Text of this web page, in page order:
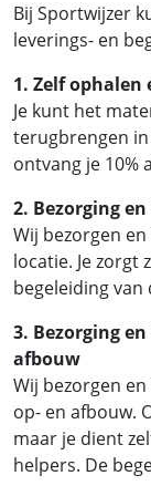
Bij Sportwijzer
leverings- en
1. Zelf ophalen
Je kunt het
terugbrengen in
ontvang je 10%
2. Bezorging
Wij bezorgen
locatie. Je zorgt
begeleiding van
3. Bezorging
afbouw
Wij bezorgen
op- en afbouw.
maar je dient
helpers. De